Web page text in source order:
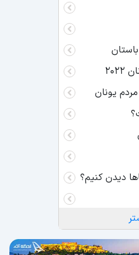
یونان
دیدن کنیم؟